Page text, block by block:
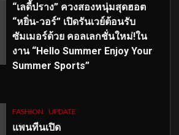
“เลดี้ปราง” ควงสองหนุ่มสุดฮอต
“หยิ่น-วอร์” เปิดรันเวย์ต้อนรับ
ซัมเมอร์ด้วย คอลเลกชั่นใหม่!ใน
งาน “Hello Summer Enjoy Your
Summer Sports”
FASHION UPDATE
แพนทีนเปิด